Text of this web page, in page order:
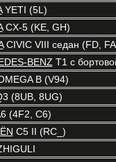
YETI (5L)
CX-5 (KE, GH)
CIVIC VIII седан (FD,
BENZ T1 c
B (V94)
(8UB, 8UG)
(4F2, C6)
C5 II (RC_)